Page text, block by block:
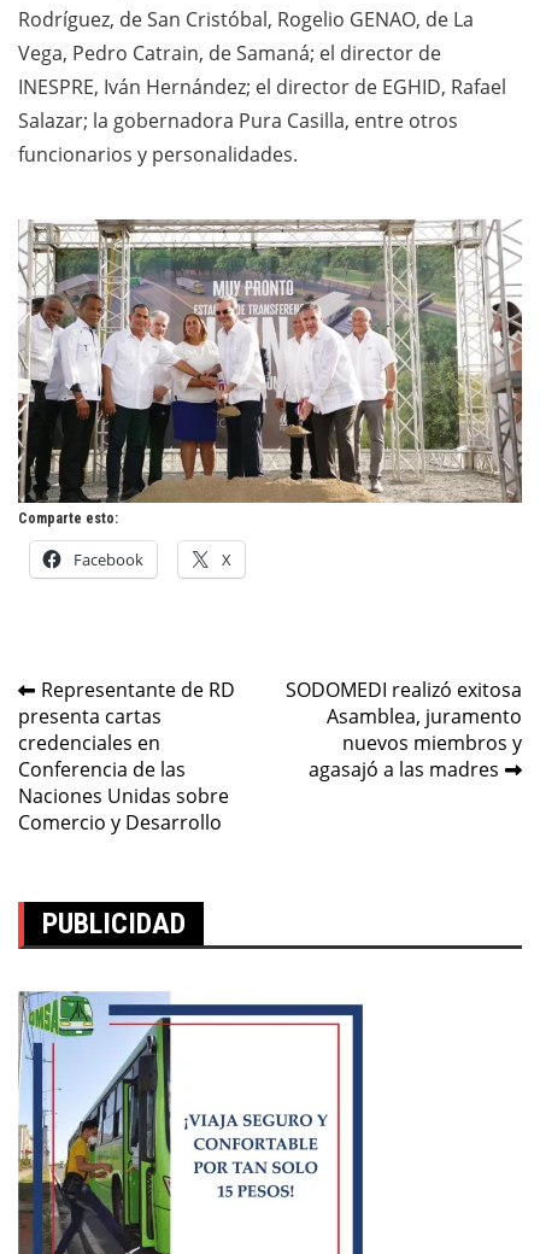
Rodríguez, de San Cristóbal, Rogelio GENAO, de La
Vega, Pedro Catrain, de Samaná; el director de
INESPRE, Iván Hernández; el director de EGHID, Rafael
Salazar; la gobernadora Pura Casilla, entre otros
funcionarios y personalidades.
Comparte esto:
Facebook X
Navegación
de
entradas
Representante de RD
presenta cartas
credenciales en
Conferencia de las
Naciones Unidas sobre
Comercio y Desarrollo
SODOMEDI realizó exitosa
Asamblea, juramento
nuevos miembros y
agasajó a las madres
PUBLICIDAD